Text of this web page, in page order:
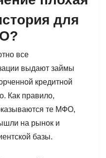
для
все
выдают займы
кредитной
Как правило,
те МФО,
на рынок и
базы.